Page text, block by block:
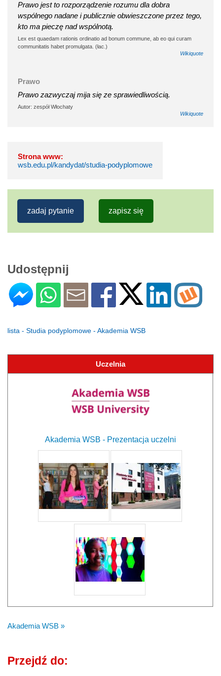
Prawo jest to rozporządzenie rozumu dla dobra
wspólnego nadane i publicznie obwieszczone przez tego,
kto ma pieczę nad wspólnotą.
Lex est quaedam rationis ordinatio ad bonum commune, ab eo qui curam
communitatis habet promulgata. (łac.)
Wikiquote
Prawo
Prawo zazwyczaj mija się ze sprawiedliwością.
Autor: zespół Włochaty
Wikiquote
Strona www:
wsb.edu.pl/kandydat/studia-podyplomowe
zadaj pytanie zapisz się
Udostępnij
lista - Studia podyplomowe - Akademia WSB
Uczelnia
Akademia WSB - Prezentacja uczelni
Akademia WSB »
Przejdź do: